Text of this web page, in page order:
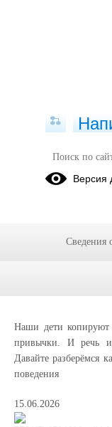
Наши дети копируют
привычки. И речь
Давайте разберёмся
поведения
15.06.2026
Версия
Сведения